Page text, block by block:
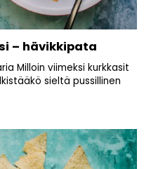
– hävikkipata
Milloin viimeksi kurkkasit
sieltä pussillinen